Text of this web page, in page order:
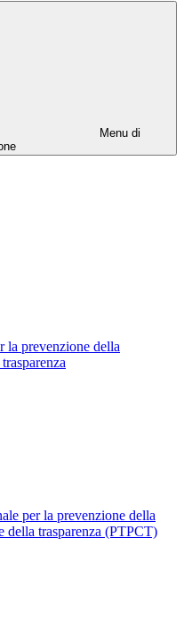
Menu di
la prevenzione della
per la prevenzione della
della trasparenza (PTPCT)